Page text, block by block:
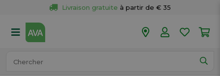
Livraison gratuite à partir de € 35
50 magasins